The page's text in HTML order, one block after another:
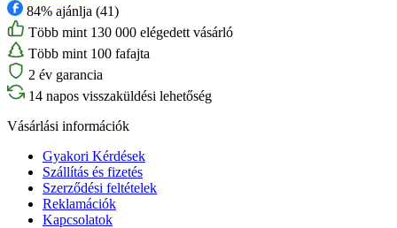
84% ajánlja (41)
Több mint 130 000 elégedett vásárló
Több mint 100 fafajta
2 év garancia
14 napos visszaküldési lehetőség
Vásárlási információk
Gyakori Kérdések
Szállítás és fizetés
Szerződési feltételek
Reklamációk
Kapcsolatok